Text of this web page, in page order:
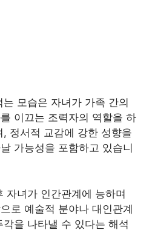
모습은 자녀가 가족 간의
이끄는 조력자의 역할을 하
정서적 교감에 강한 성향을
가능성을 포함하고 있습니
자녀가 인간관계에 능하며
로 예술적 분야나 대인관계
을 나타낼 수 있다는 해석